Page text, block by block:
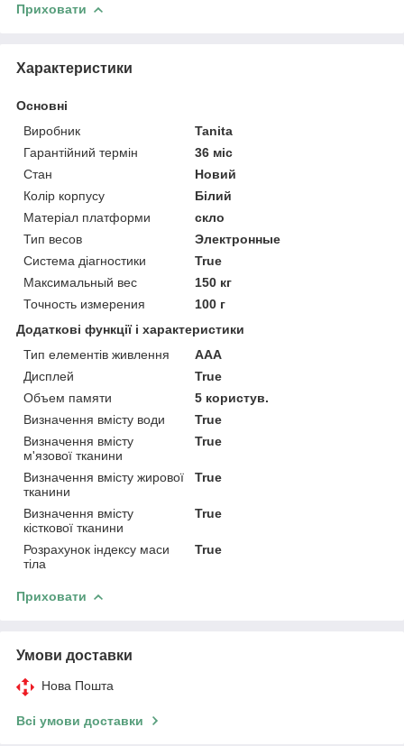
Приховати
Характеристики
Основні
Виробник
Tanita
Гарантійний термін
36 міс
Стан
Новий
Колір корпусу
Білий
Матеріал платформи
скло
Тип весов
Электронные
Система діагностики
True
Максимальный вес
150 кг
Точность измерения
100 г
Додаткові функції і характеристики
Тип елементів живлення
AAA
Дисплей
True
Объем памяти
5 користув.
Визначення вмісту води
True
Визначення вмісту
м'язової тканини
True
Визначення вмісту жирової
тканини
True
Визначення вмісту
кісткової тканини
True
Розрахунок індексу маси
тіла
True
Приховати
Умови доставки
Нова Пошта
Всі умови доставки